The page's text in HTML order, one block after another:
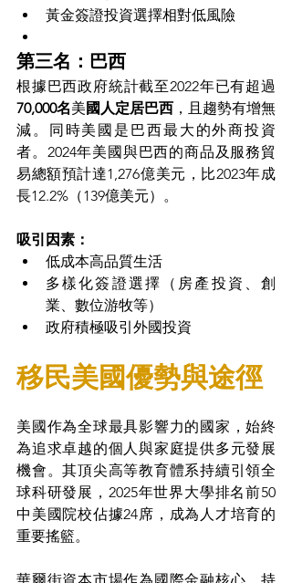
黃金簽證投資選擇相對低風險
第三名：巴西
根據巴西政府統計截至2022年已有超過
70,000名美 國人定居巴西 ，且趨勢有增無
減。同時美國是巴西最大的外商投資
者。2024年美國與巴西的商品及服務貿
易總額預計達1,276億美元，比2023年成
長12.2%（139億美元）。
吸引因素：
低成本高品質生活
多樣化簽證選擇（房產投資、創
業、數位游牧等）
政府積極吸引外國投資
移民美國優勢與途徑
美國作為全球最具影響力的國家，始終
為追求卓越的個人與家庭提供多元發展
機會。其頂尖高等教育體系持續引領全
球科研發展，2025年世界大學排名前50
中美國院校佔據24席，成為人才培育的
重要搖籃。